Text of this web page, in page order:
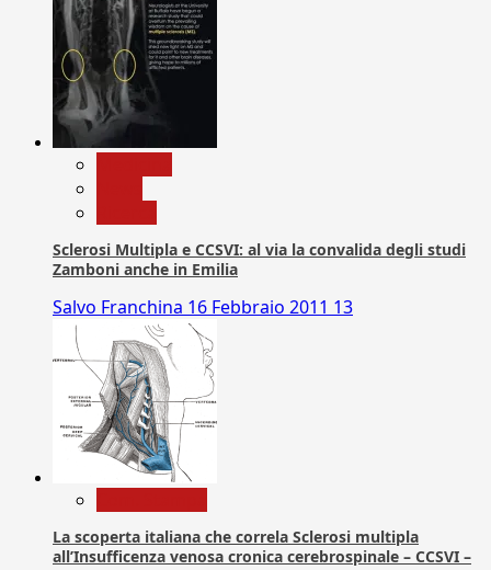
Sclerosi Multipla e CCSVI: al via la convalida degli studi
Zamboni anche in Emilia
Salvo Franchina 16 Febbraio 2011 13
La scoperta italiana che correla Sclerosi multipla
all’Insufficenza venosa cronica cerebrospinale – CCSVI –